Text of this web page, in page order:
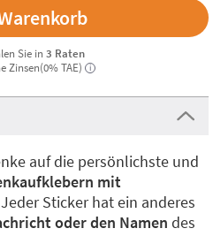
Sie in3 Raten
Zinsen(0% TAE)
i
auf die persönlichste und
mit
Sticker hat ein anderes
oder den Namen des